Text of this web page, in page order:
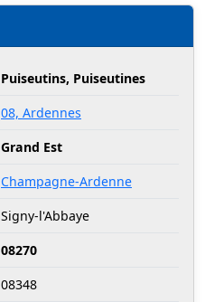
Puiseutins, Puiseutines
08, Ardennes
Grand Est
Champagne-Ardenne
Signy-l'Abbaye
08270
08348